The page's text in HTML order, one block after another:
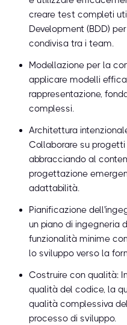
creare test completi
Development (BDD)
condivisa tra i team.
Modellazione per la
applicare modelli
rappresentazione,
complessi.
Architettura
Collaborare su
abbracciando al
progettazione
adattabilità.
Pianificazione
un piano di ingegneria
funzionalità minime
lo sviluppo verso la
Costruire con qualità:
qualità del codice, la
qualità complessiva
processo di sviluppo.